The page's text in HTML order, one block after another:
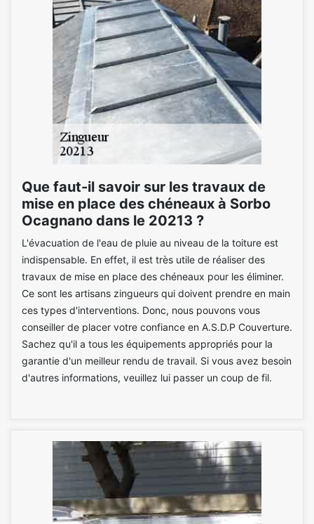
Que faut-il savoir sur les travaux de
mise en place des chéneaux à Sorbo
Ocagnano dans le 20213 ?
L'évacuation de l'eau de pluie au niveau de la toiture est
indispensable. En effet, il est très utile de réaliser des
travaux de mise en place des chéneaux pour les éliminer.
Ce sont les artisans zingueurs qui doivent prendre en main
ces types d'interventions. Donc, nous pouvons vous
conseiller de placer votre confiance en A.S.D.P Couverture.
Sachez qu'il a tous les équipements appropriés pour la
garantie d'un meilleur rendu de travail. Si vous avez besoin
d'autres informations, veuillez lui passer un coup de fil.